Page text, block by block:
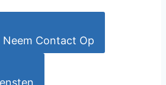
Neem Contact Op